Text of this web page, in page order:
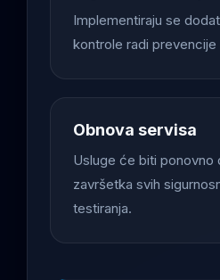
Implementiraju se
kontrole radi prevencije
Obnova servisa
Usluge će biti ponovno
završetka svih
testiranja.